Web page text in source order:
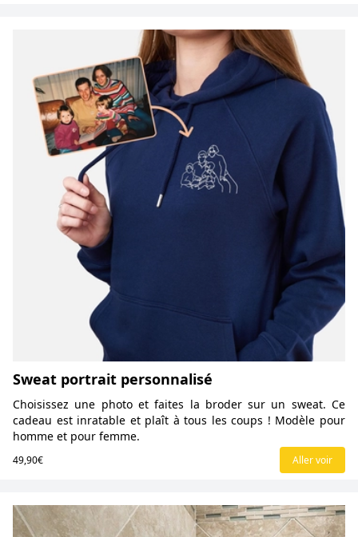
Sweat portrait personnalisé
Choisissez une photo et faites la broder sur un sweat. Ce
cadeau est inratable et plaît à tous les coups ! Modèle pour
homme et pour femme.
49,90€ Aller voir